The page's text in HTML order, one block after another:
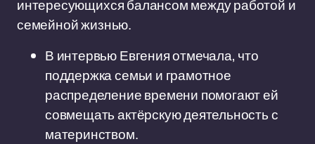
интересующихся балансом между работой и
семейной жизнью.
В интервью Евгения отмечала, что
поддержка семьи и грамотное
распределение времени помогают ей
совмещать актёрскую деятельность с
материнством.